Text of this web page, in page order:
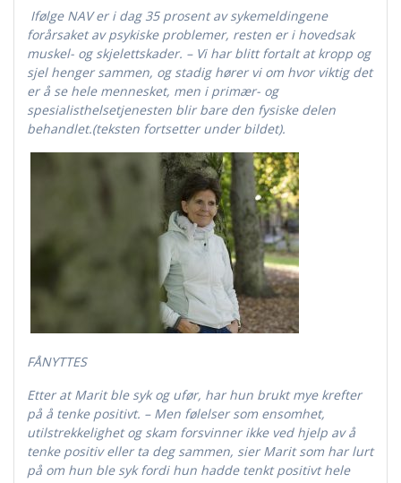
Ifølge NAV er i dag 35 prosent av sykemeldingene
forårsaket av psykiske problemer, resten er i hovedsak
muskel- og skjelettskader. – Vi har blitt fortalt at kropp og
sjel henger sammen, og stadig hører vi om hvor viktig det
er å se hele mennesket, men i primær- og
spesialisthelsetjenesten blir bare den fysiske delen
behandlet.(teksten fortsetter under bildet).
FÅNYTTES
Etter at Marit ble syk og ufør, har hun brukt mye krefter
på å tenke positivt. – Men følelser som ensomhet,
utilstrekkelighet og skam forsvinner ikke ved hjelp av å
tenke positiv eller ta deg sammen, sier Marit som har lurt
på om hun ble syk fordi hun hadde tenkt positivt hele